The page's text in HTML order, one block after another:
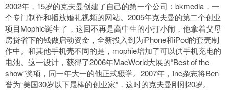
2002年，15岁的克夫曼创建了自己的第一个公司：bkmedia，一
个专门制作和播放婚礼视频的网站。2005年克夫曼的第二个创业
项目Mophie诞生了，这回不再是高中生的小打小闹，他拿着父母
房贷省下的钱做启动资金，全新投入到为iPhone和iPod的套壳制
作中。和其他手机壳不同的是，mophie增加了可以供手机充电的
电池。这一设计，获得了2006年MacWorld大展的“Best of the
show”奖项，同一年大一的他正式辍学。2007年，Inc杂志将Ben
誉为“美国30岁以下最棒的创业家”，这时的克夫曼刚刚20岁。